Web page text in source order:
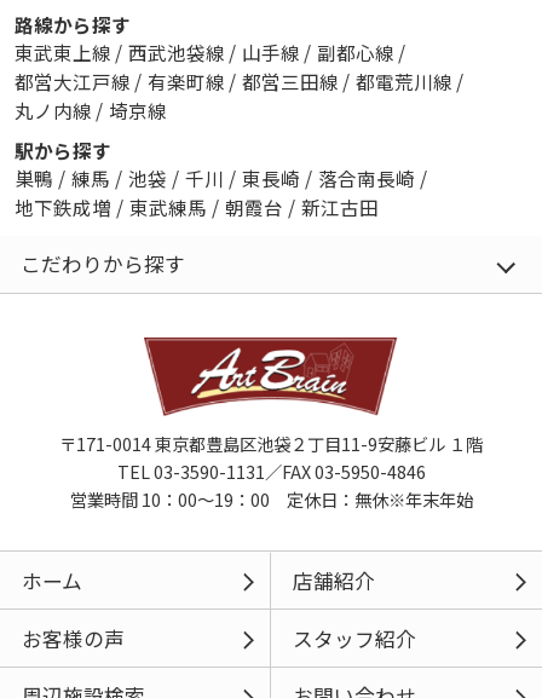
路線から探す
東武東上線 / 西武池袋線 / 山手線 / 副都心線 /
都営大江戸線 / 有楽町線 / 都営三田線 / 都電荒川線 /
丸ノ内線 / 埼京線
駅から探す
巣鴨 / 練馬 / 池袋 / 千川 / 東長崎 / 落合南長崎 /
地下鉄成増 / 東武練馬 / 朝霞台 / 新江古田
こだわりから探す
〒171-0014 東京都豊島区池袋２丁目11-9安藤ビル １階
TEL 03-3590-1131／FAX 03-5950-4846
営業時間 10：00～19：00 定休日：無休※年末年始
ホーム
店舗紹介
お客様の声
スタッフ紹介